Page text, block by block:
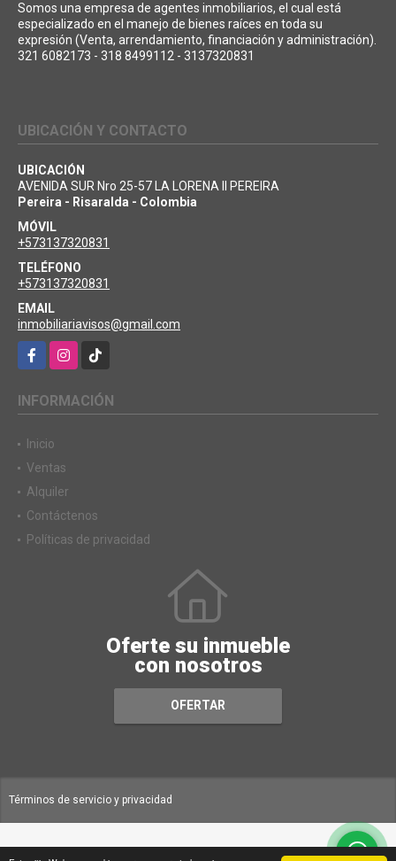
Somos una empresa de agentes inmobiliarios, el cual está
especializado en el manejo de bienes raíces en toda su
expresión (Venta, arrendamiento, financiación y administración).
321 6082173 - 318 8499112 - 3137320831
UBICACIÓN Y CONTACTO
UBICACIÓN
AVENIDA SUR Nro 25-57 LA LORENA II PEREIRA
Pereira - Risaralda - Colombia
MÓVIL
+573137320831
TELÉFONO
+573137320831
EMAIL
inmobiliariavisos@gmail.com
FacebookInstagramTikTok
INFORMACIÓN
Inicio
Ventas
Alquiler
Contáctenos
Políticas de privacidad
Oferte su inmueble
con nosotros
OFERTAR
Términos de servicio y privacidad